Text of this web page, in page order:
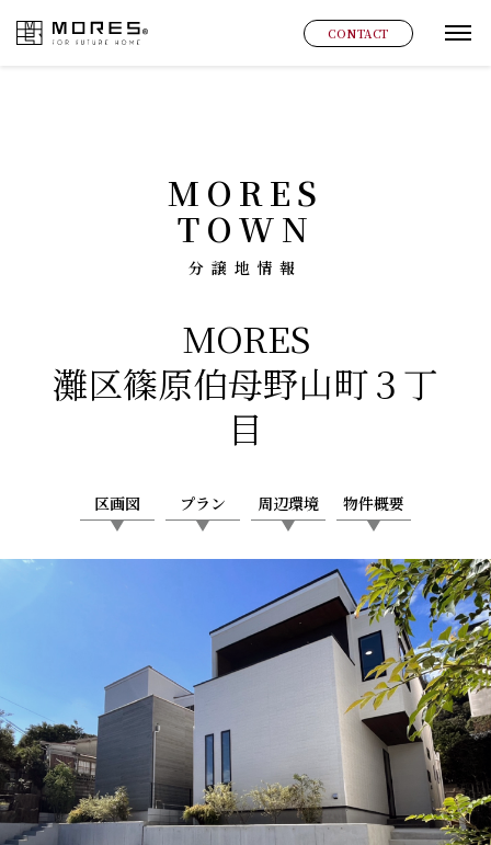
MORES CONTACT グ
MORES
TOWN
分譲地情報
MORES
灘区篠原伯母野山町３丁
目
区画図 プラン 周辺環境 物件概要